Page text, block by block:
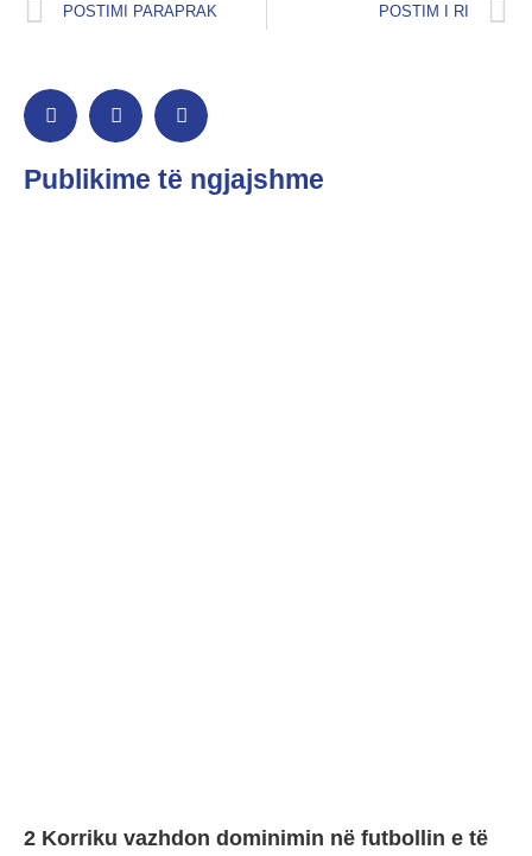
POSTIMI PARAPRAK POSTIM I RI
Publikime të ngjajshme
2 Korriku vazhdon dominimin në futbollin e të